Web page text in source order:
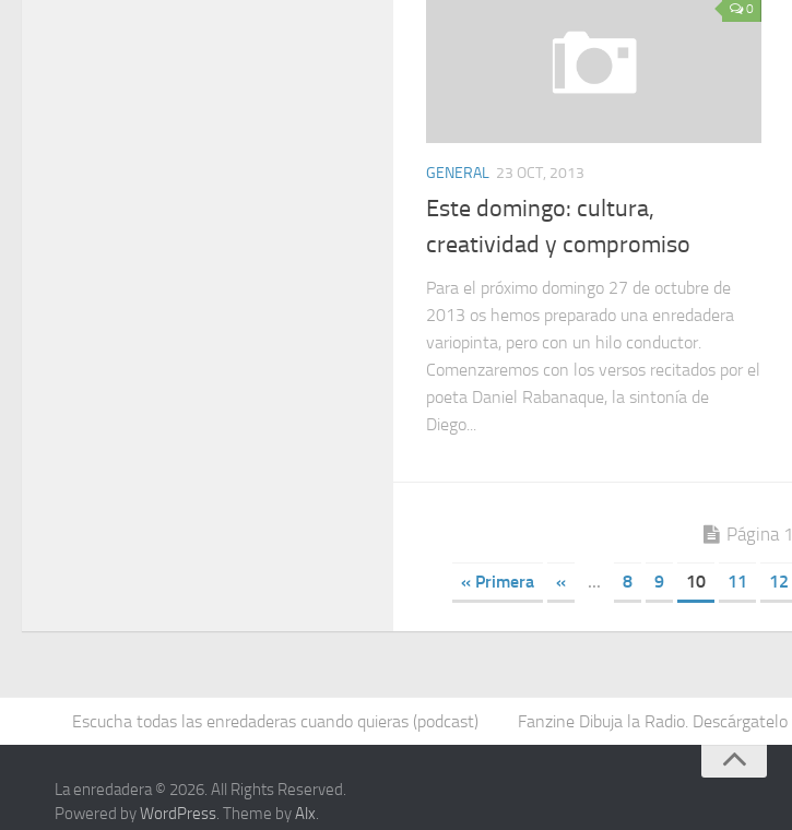
0
GENERAL 23 OCT, 2013
Este domingo: cultura,
creatividad y compromiso
Para el próximo domingo 27 de octubre de
2013 os hemos preparado una enredadera
variopinta, pero con un hilo conductor.
Comenzaremos con los versos recitados por el
poeta Daniel Rabanaque, la sintonía de
Diego...
Página
« Primera « ... 8 9 10 11 12
Escucha todas las enredaderas cuando quieras (podcast) Fanzine Dibuja la Radio. Descárgatelo
La enredadera © 2026. All Rights Reserved.
Powered byWordPress. Theme byAlx.